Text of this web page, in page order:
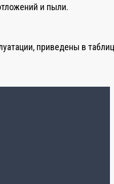
и пыли.
приведены в